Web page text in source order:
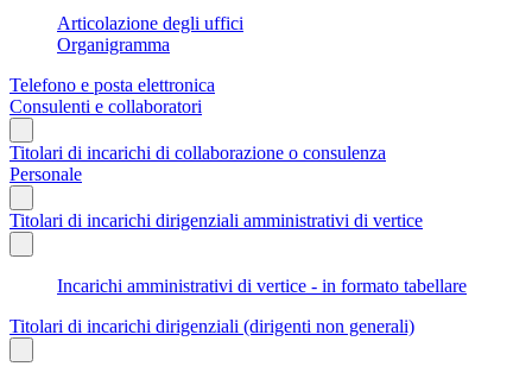
Articolazione degli uffici
Organigramma
Telefono e posta elettronica
Consulenti e collaboratori
Titolari di incarichi di collaborazione o consulenza
Personale
Titolari di incarichi dirigenziali amministrativi di vertice
Incarichi amministrativi di vertice - in formato tabellare
Titolari di incarichi dirigenziali (dirigenti non generali)